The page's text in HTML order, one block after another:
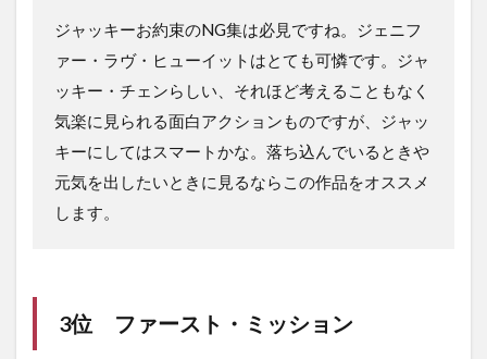
ジャッキーお約束のNG集は必見ですね。ジェニフ
ァー・ラヴ・ヒューイットはとても可憐です。ジャ
ッキー・チェンらしい、それほど考えることもなく
気楽に見られる面白アクションものですが、ジャッ
キーにしてはスマートかな。落ち込んでいるときや
元気を出したいときに見るならこの作品をオススメ
します。
3位 ファースト・ミッション